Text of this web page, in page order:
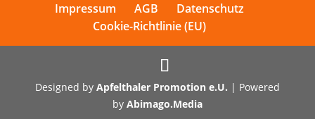
Impressum AGB
Datenschutz
Cookie-Richtlinie (EU)
Designed by Apfelthaler Promotion e.U. | Powered
by Abimago.Media